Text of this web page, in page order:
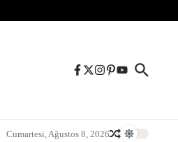
Cumartesi, Ağustos 8, 2026